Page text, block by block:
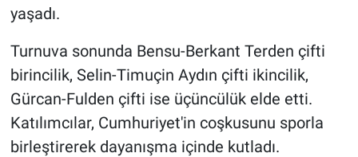
yaşadı.
Turnuva sonunda Bensu-Berkant Terden çifti
birincilik, Selin-Timuçin Aydın çifti ikincilik,
Gürcan-Fulden çifti ise üçüncülük elde etti.
Katılımcılar, Cumhuriyet'in coşkusunu sporla
birleştirerek dayanışma içinde kutladı.